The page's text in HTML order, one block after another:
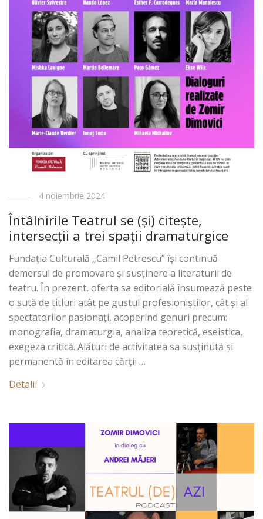
4 noiembrie 2024
Întâlnirile Teatrul se (și) citește,
intersecții a trei spații dramaturgice
Fundația Culturală „Camil Petrescu” îşi continuă
demersul de promovare și susţinere a literaturii de
teatru. În prezent, oferta sa editorială însumează peste
o sută de titluri atât pe gustul profesioniștilor, cât şi al
spectatorilor pasionați, acoperind genuri precum:
monografia, dramaturgia, analiza teoretică, eseistica,
exegeza critică. Alături de activitatea sa susținută și
permanentă în editarea cărţii …
Detalii